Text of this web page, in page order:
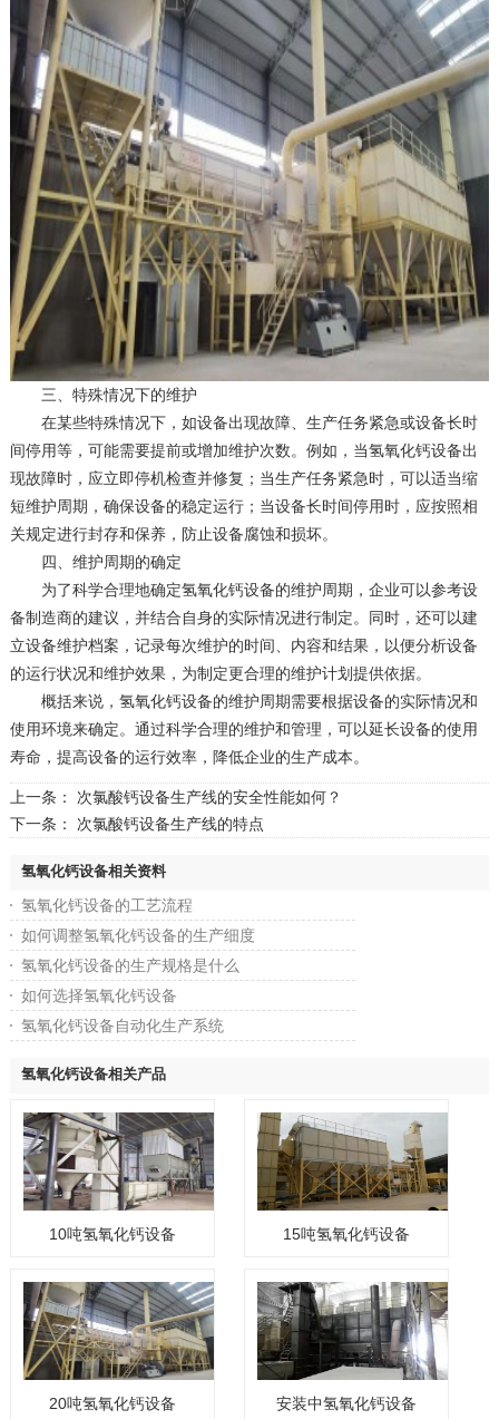
三、特殊情况下的维护
在某些特殊情况下，如设备出现故障、生产任务紧急或设备长时
间停用等，可能需要提前或增加维护次数。例如，当氢氧化钙设备出
现故障时，应立即停机检查并修复；当生产任务紧急时，可以适当缩
短维护周期，确保设备的稳定运行；当设备长时间停用时，应按照相
关规定进行封存和保养，防止设备腐蚀和损坏。
四、维护周期的确定
为了科学合理地确定氢氧化钙设备的维护周期，企业可以参考设
备制造商的建议，并结合自身的实际情况进行制定。同时，还可以建
立设备维护档案，记录每次维护的时间、内容和结果，以便分析设备
的运行状况和维护效果，为制定更合理的维护计划提供依据。
概括来说，氢氧化钙设备的维护周期需要根据设备的实际情况和
使用环境来确定。通过科学合理的维护和管理，可以延长设备的使用
寿命，提高设备的运行效率，降低企业的生产成本。
上一条： 次氯酸钙设备生产线的安全性能如何？
下一条： 次氯酸钙设备生产线的特点
氢氧化钙设备相关资料
氢氧化钙设备的工艺流程
如何调整氢氧化钙设备的生产细度
氢氧化钙设备的生产规格是什么
如何选择氢氧化钙设备
氢氧化钙设备自动化生产系统
氢氧化钙设备相关产品
10吨氢氧化钙设备 15吨氢氧化钙设备
20吨氢氧化钙设备 安装中氢氧化钙设备